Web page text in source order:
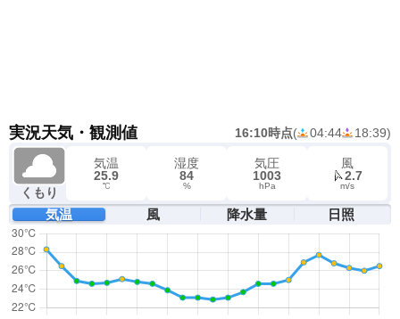
実況天気・観測値 16:10時点( 04:44 18:39)
くもり
気温
25.9
℃
湿度
84
%
気圧
1003
hPa
風
2.7
m/s
気温 風 降水量 日照